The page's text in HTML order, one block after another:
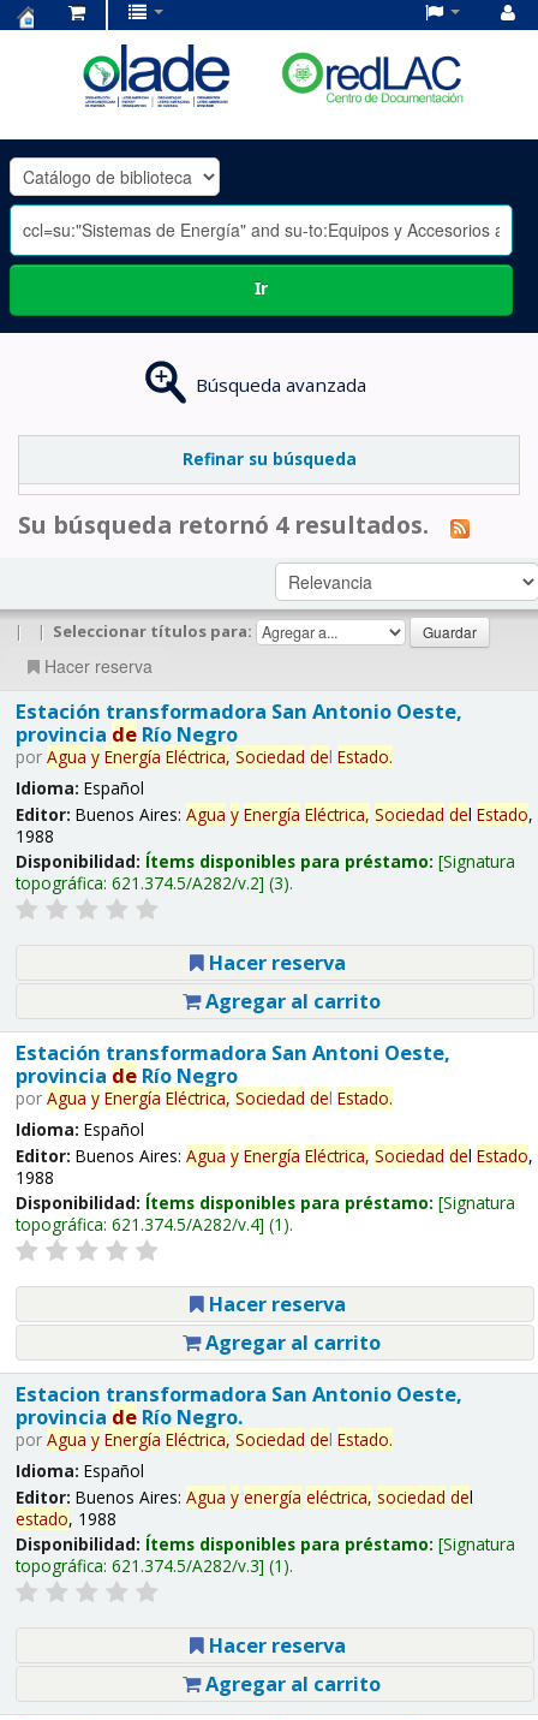
OLADE
-
Ir
Búsqueda avanzada
Refinar su búsqueda
Su búsqueda retornó 4 resultados.
| | Seleccionar títulos para:
Hacer reserva
Estación transformadora San Antonio Oeste,
provincia deRío Negro
por Agua y Energía Eléctrica, Sociedad del Estado.
Idioma: Español
Editor: Buenos Aires: Agua y Energía Eléctrica, Sociedad del Estado,
1988
Disponibilidad: Ítems disponibles para préstamo: Signatura
topográfica: 621.374.5/A282/v.2 (3).
Hacer reserva
Agregar al carrito
Estación transformadora San Antoni Oeste,
provincia deRío Negro
por Agua y Energía Eléctrica, Sociedad del Estado.
Idioma: Español
Editor: Buenos Aires: Agua y Energía Eléctrica, Sociedad del Estado,
1988
Disponibilidad: Ítems disponibles para préstamo: Signatura
topográfica: 621.374.5/A282/v.4 (1).
Hacer reserva
Agregar al carrito
Estacion transformadora San Antonio Oeste,
provincia deRío Negro.
por Agua y Energía Eléctrica, Sociedad del Estado.
Idioma: Español
Editor: Buenos Aires: Agua y energía eléctrica, sociedad del
estado, 1988
Disponibilidad: Ítems disponibles para préstamo: Signatura
topográfica: 621.374.5/A282/v.3 (1).
Hacer reserva
Agregar al carrito